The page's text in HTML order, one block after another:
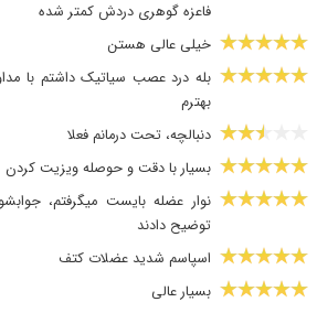
فاعزه گوهری دردش کمتر شده
خیلی عالی هستن
بله درد عصب سیاتیک داشتم با
بهترم
دنبالچه، تحت درمانم فعلا
بسیار با دقت و حوصله ویزیت کردن
نوار عضله بایست میگرفتم،
توضیح دادند
اسپاسم شدید عضلات کتف
بسیار عالی